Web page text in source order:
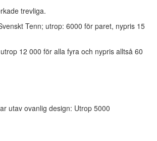
trevliga.
Tenn; utrop: 6000 för paret, nypris 15
12 000 för alla fyra och nypris alltså 60
utav ovanlig design: Utrop 5000